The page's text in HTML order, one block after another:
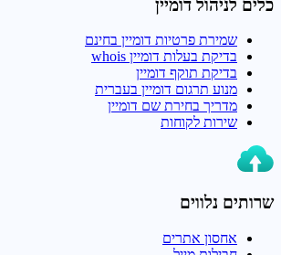
כלים לניהול דומיין
שמירת פרטיות דומיין בחינם
בדיקת בעלות דומיין whois
בדיקת תוקף דומיין
מנוע תרגום דומיין בעברית
מדריך בחירת שם דומיין
שירות לקוחות
שרותים נלווים
אחסון אתרים